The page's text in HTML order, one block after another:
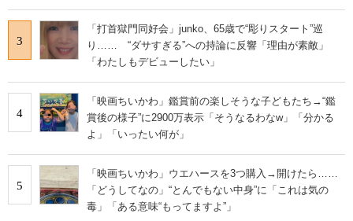
3
「打首獄門同好会」junko、65歳で“彫りスタート”巡
り…… “ダサすぎる”への持論に反響「理由が素敵」
「わたしもデビューしたい」
4
「映画ちいかわ」鑑賞前の楽しそうな子どもたち→“鑑
賞後の様子”に2900万表示「そうなるわなw」「分かる
よ」「いったい何が」
5
「映画ちいかわ」ウエハースを3つ購入→開けたら……
「どうしてなの」“とんでもない中身”に「これは気の
毒」「ある意味“もってますよ”」